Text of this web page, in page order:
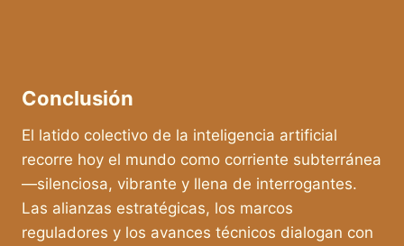
Conclusión
El latido colectivo de la inteligencia artificial
recorre hoy el mundo como corriente subterránea
—silenciosa, vibrante y llena de interrogantes.
Las alianzas estratégicas, los marcos
reguladores y los avances técnicos dialogan con